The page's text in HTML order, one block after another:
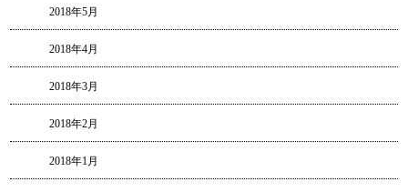
2018年5月
2018年4月
2018年3月
2018年2月
2018年1月